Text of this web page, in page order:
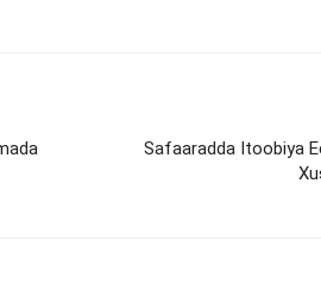
Safaaradda Itoobiya